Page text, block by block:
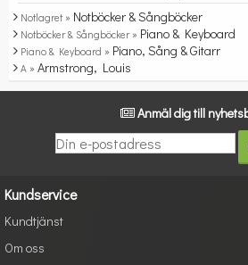
Notlagret » Notböcker & Sångböcker
Notböcker & Sångböcker » Piano & Keyboard
Piano & Keyboard » Piano, Sång & Gitarr
A » Armstrong, Louis
Anmäl dig till
Kundservice
Kundtjänst
Om oss